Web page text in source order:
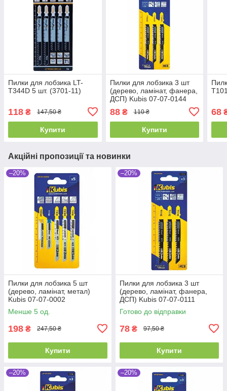
Пилки для лобзика LT-
T344D 5 шт. (3701-11)
118 ₴ 147,50 ₴
Купити
Пилки для лобзика 3 шт
(дерево, ламінат, фанера,
ДСП) Kubis 07-07-0144
88₴ 110 ₴
Купити
68
Акційні пропозиції та новинки
–20%
Пилки для лобзика 5 шт
(дерево, ламінат, метал)
Kubis 07-07-0002
Менше 5 од.
198 ₴ 247,50 ₴
Купити
–20%
Пилки для лобзика 3 шт
(дерево, ламінат, фанера,
ДСП) Kubis 07-07-0111
Готово до відправки
78 ₴ 97,50 ₴
Купити
–20% –20%